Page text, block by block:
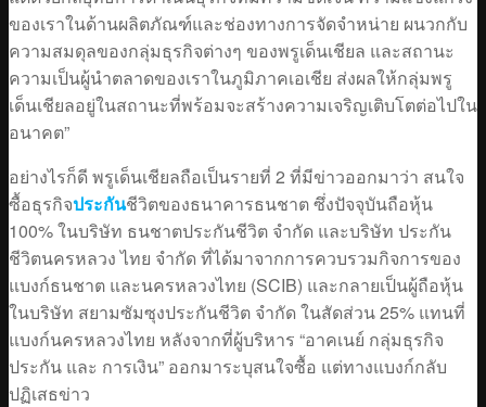
ของเราในด้านผลิตภัณฑ์และช่องทางการจัดจำหน่าย ผนวกกับ
ความสมดุลของกลุ่มธุรกิจต่างๆ ของพรูเด็นเชียล และสถานะ
ความเป็นผู้นำตลาดของเราในภูมิภาคเอเชีย ส่งผลให้กลุ่มพรู
เด็นเชียลอยู่ในสถานะที่พร้อมจะสร้างความเจริญเติบโตต่อไปใน
อนาคต”
อย่างไรก็ดี พรูเด็นเชียลถือเป็นรายที่ 2 ที่มีข่าวออกมาว่า สนใจ
ซื้อธุรกิจประกันชีวิตของธนาคารธนชาต ซึ่งปัจจุบันถือหุ้น
100% ในบริษัท ธนชาตประกันชีวิต จำกัด และบริษัท ประกัน
ชีวิตนครหลวง ไทย จำกัด ที่ได้มาจากการควบรวมกิจการของ
แบงก์ธนชาต และนครหลวงไทย (SCIB) และกลายเป็นผู้ถือหุ้น
ในบริษัท สยามซัมซุงประกันชีวิต จำกัด ในสัดส่วน 25% แทนที่
แบงก์นครหลวงไทย หลังจากที่ผู้บริหาร “อาคเนย์ กลุ่มธุรกิจ
ประกัน และ การเงิน” ออกมาระบุสนใจซื้อ แต่ทางแบงก์กลับ
ปฏิเสธข่าว